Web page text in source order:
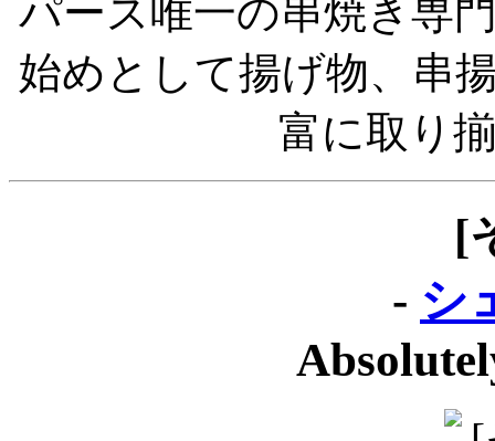
パース唯一の串焼き専
始めとして揚げ物、串
富に取り
[
- シ